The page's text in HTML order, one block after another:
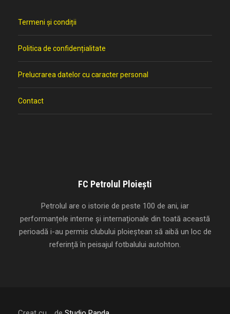
Termeni și condiții
Politica de confidențialitate
Prelucrarea datelor cu caracter personal
Contact
FC Petrolul Ploiești
Petrolul are o istorie de peste 100 de ani, iar
performanțele interne și internaționale din toată această
perioadă i-au permis clubului ploieștean să aibă un loc de
referință în peisajul fotbalului autohton.